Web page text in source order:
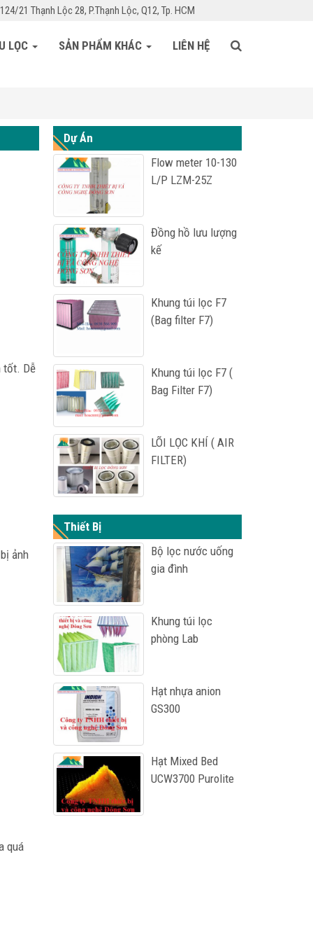
124/21 Thạnh Lộc 28, P.Thạnh Lộc, Q12, Tp. HCM
LỌC SẢN PHẨM KHÁC LIÊN HỆ
tốt. Dễ
ảnh
quá
Dự Án
Flow meter 10-130
L/P LZM-25Z
Đồng hồ lưu lượng
kế
Khung túi lọc F7
(Bag filter F7)
Khung túi lọc F7 (
Bag Filter F7)
LÕI LỌC KHÍ ( AIR
FILTER)
Thiết Bị
Bộ lọc nước uống
gia đình
Khung túi lọc
phòng Lab
Hạt nhựa anion
GS300
Hạt Mixed Bed
UCW3700 Purolite